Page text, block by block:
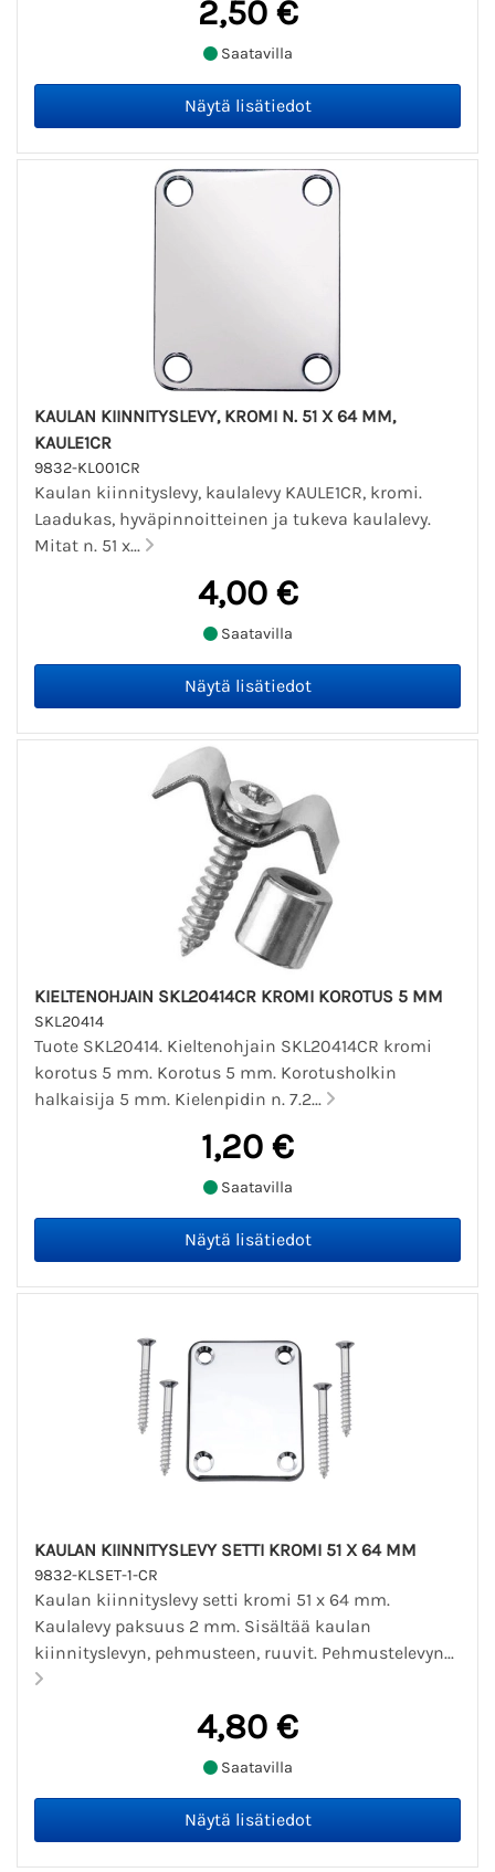
2,50 €
Saatavilla
KAULAN KIINNITYSLEVY, KROMI N. 51 X 64 MM,
KAULE1CR
9832-KL001CR
Kaulan kiinnityslevy, kaulalevy KAULE1CR, kromi.
Laadukas, hyväpinnoitteinen ja tukeva kaulalevy.
Mitat n. 51 x...
4,00 €
Saatavilla
KIELTENOHJAIN SKL20414CR KROMI KOROTUS 5 MM
SKL20414
Tuote SKL20414. Kieltenohjain SKL20414CR kromi
korotus 5 mm. Korotus 5 mm. Korotusholkin
halkaisija 5 mm. Kielenpidin n. 7.2...
1,20 €
Saatavilla
KAULAN KIINNITYSLEVY SETTI KROMI 51 X 64 MM
9832-KLSET-1-CR
Kaulan kiinnityslevy setti kromi 51 x 64 mm.
Kaulalevy paksuus 2 mm. Sisältää kaulan
kiinnityslevyn, pehmusteen, ruuvit. Pehmustelevyn...
4,80 €
Saatavilla